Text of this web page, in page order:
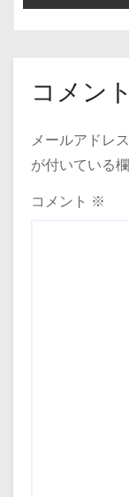
コメン
メールアドレ
が付いている
コメント ※